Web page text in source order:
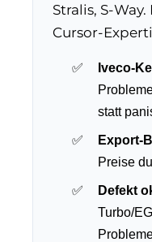
Stralis, S-
Cursor-
Iveco-
statt
Export-
Preise
Defekt
Turbo/